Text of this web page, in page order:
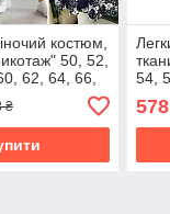
костюм,
50, 52,
62, 64, 66,
₴
54,
578